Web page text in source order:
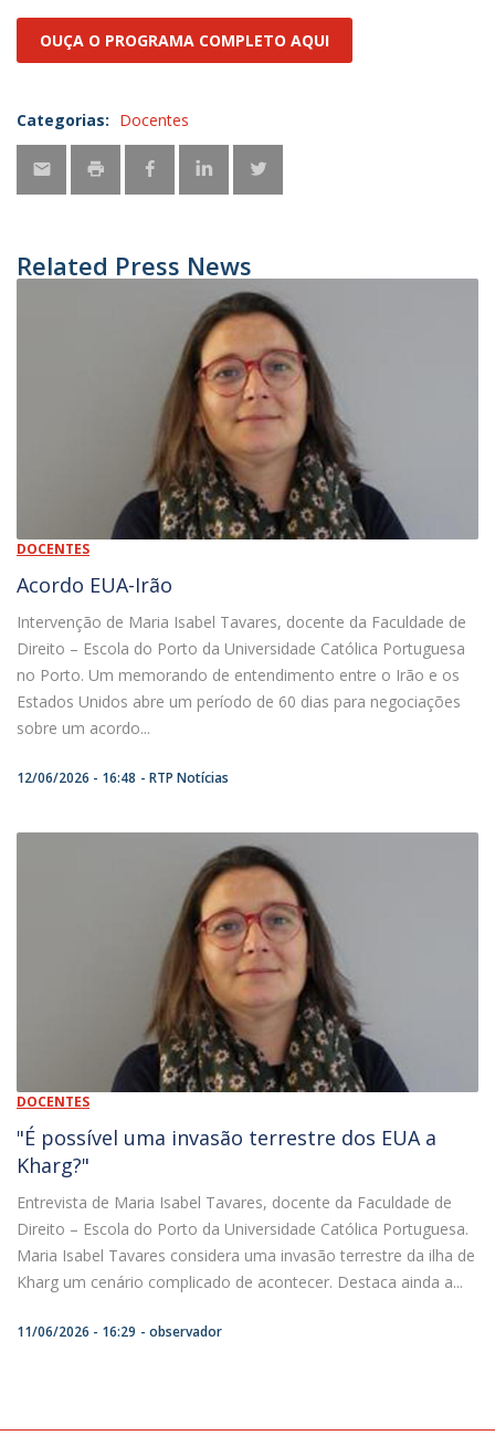
OUÇA O PROGRAMA COMPLETO AQUI
Categorias: Docentes
Related Press News
DOCENTES
Acordo EUA-Irão
Intervenção de Maria Isabel Tavares, docente da Faculdade de
Direito – Escola do Porto da Universidade Católica Portuguesa
no Porto. Um memorando de entendimento entre o Irão e os
Estados Unidos abre um período de 60 dias para negociações
sobre um acordo...
12/06/2026 - 16:48 RTP Notícias
DOCENTES
"É possível uma invasão terrestre dos EUA a
Kharg?"
Entrevista de Maria Isabel Tavares, docente da Faculdade de
Direito – Escola do Porto da Universidade Católica Portuguesa.
Maria Isabel Tavares considera uma invasão terrestre da ilha de
Kharg um cenário complicado de acontecer. Destaca ainda a...
11/06/2026 - 16:29 observador